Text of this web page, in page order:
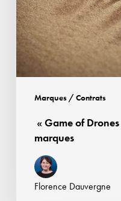
Marques / Contrats
le
droit
des
marques
« Game of
marques
Florence Dauvergne